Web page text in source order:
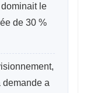
le
de 30 %
demande a